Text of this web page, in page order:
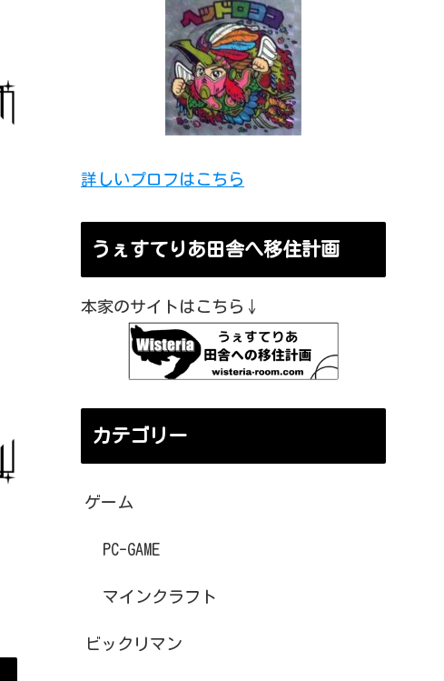
詳しいプロフはこちら
うぇすてりあ田舎へ移住計画
本家のサイトはこちら↓
カテゴリー
ゲーム
PC-GAME
マインクラフト
ビックリマン